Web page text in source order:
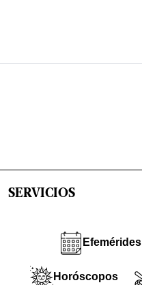
SERVICIOS
Efemérides
Horóscopos